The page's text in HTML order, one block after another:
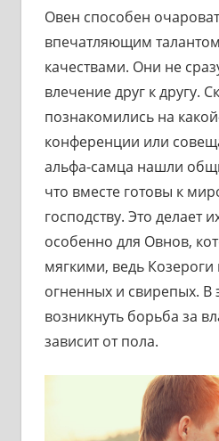
Овен способен
впечатляющим
качествами. Они не
влечение друг к другу.
познакомились на
конференции или
альфа-самца нашли
что вместе готовы к
господству. Это делает
особенно для Овнов,
мягкими, ведь
огненных и свирепых. В
возникнуть борьба за
зависит от пола.